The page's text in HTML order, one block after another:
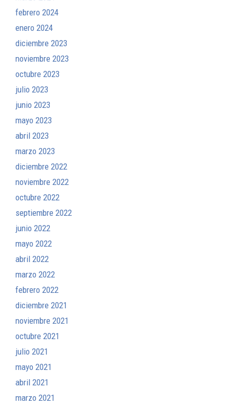
febrero 2024
enero 2024
diciembre 2023
noviembre 2023
octubre 2023
julio 2023
junio 2023
mayo 2023
abril 2023
marzo 2023
diciembre 2022
noviembre 2022
octubre 2022
septiembre 2022
junio 2022
mayo 2022
abril 2022
marzo 2022
febrero 2022
diciembre 2021
noviembre 2021
octubre 2021
julio 2021
mayo 2021
abril 2021
marzo 2021